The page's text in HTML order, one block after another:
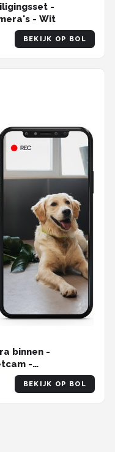
-
- Wit
BEKIJK OP BOL
binnen -
-
- 2K 3MP Ultra HD
- Indoor
BEKIJK OP BOL